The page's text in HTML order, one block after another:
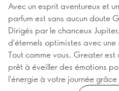
Avec un esprit aventureux et
parfum est sans aucun doute
Dirigés par le chanceux
d'éternels optimistes avec
Tout comme vous, Greater est
prêt à éveiller des émotions
l'énergie à votre journée